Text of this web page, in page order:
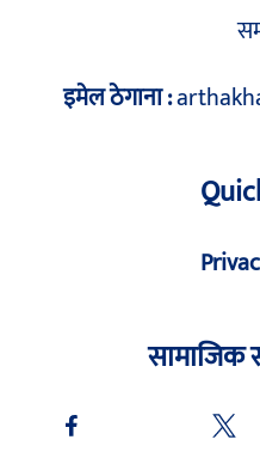
इमेल ठेगाना :
सामाजिक